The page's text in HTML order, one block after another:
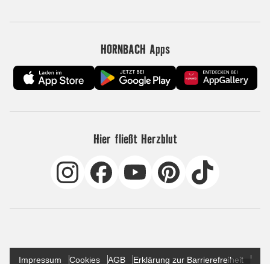
HORNBACH Apps
Hier fließt Herzblut
Impressum Cookies AGB Erklärung zur Barrierefreiheit